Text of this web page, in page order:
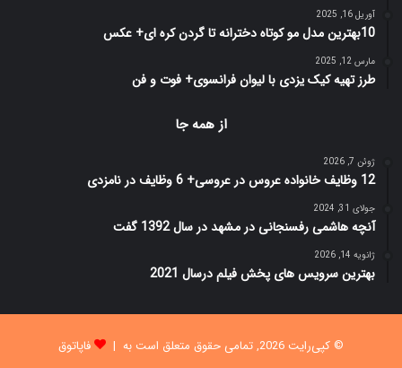
آوریل 16, 2025
10بهترین مدل مو کوتاه دخترانه تا گردن کره ای+ عکس
مارس 12, 2025
طرز تهیه کیک یزدی با لیوان فرانسوی+ فوت و فن
از همه جا
ژوئن 7, 2026
12 وظایف خانواده عروس در عروسی+ 6 وظایف در نامزدی
جولای 31, 2024
آنچه هاشمی رفسنجانی در مشهد در سال 1392 گفت
ژانویه 14, 2026
بهترین سرویس های پخش فیلم درسال 2021
© کپی‌رایت 2026, تمامی حقوق متعلق است به |
فاپاتوق